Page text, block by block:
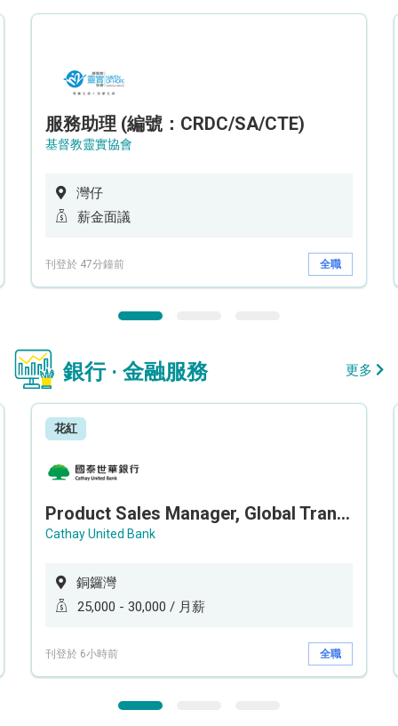
服務助理 (編號：CRDC/SA/CTE)
基督教靈實協會
灣仔
薪金面議
刊登於 47分鐘前 全職
銀行 · 金融服務 更多
花紅
Product Sales Manager, Global Transaction Service (GTS)
Cathay United Bank
銅鑼灣
25,000 - 30,000 / 月薪
刊登於 6小時前 全職